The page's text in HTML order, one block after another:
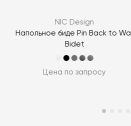
ЗАДАТЬ ВОПРОС
NIC Design
Напольное биде Pin Back to Wall
Bidet
Цена по запросу